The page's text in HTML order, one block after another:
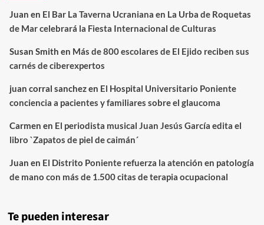
Juan en El Bar La Taverna Ucraniana en La Urba de Roquetas
de Mar celebrará la Fiesta Internacional de Culturas
Susan Smith en Más de 800 escolares de El Ejido reciben sus
carnés de ciberexpertos
juan corral sanchezen El Hospital Universitario Poniente
conciencia a pacientes y familiares sobre el glaucoma
Carmen en El periodista musical Juan Jesús García edita el
libro `Zapatos de piel de caimán´
Juan en El Distrito Poniente refuerza la atención en patología
de mano con más de 1.500 citas de terapia ocupacional
Te pueden interesar